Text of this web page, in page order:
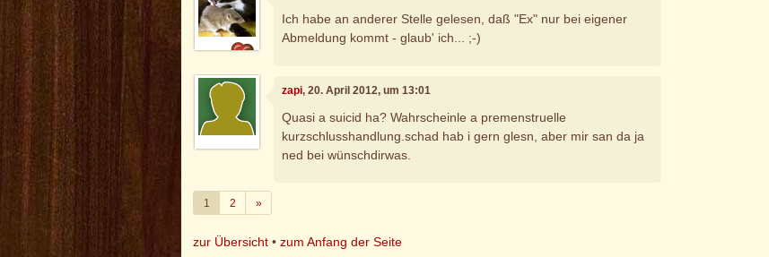
Ich habe an anderer Stelle gelesen, daß "Ex" nur bei eigener
Abmeldung kommt - glaub' ich... ;-)
zapi, 20. April 2012, um 13:01
Quasi a suicid ha? Wahrscheinle a premenstruelle
kurzschlusshandlung.schad hab i gern glesn, aber mir san da ja
ned bei wünschdirwas.
1 2 »Weiter
zur Übersicht •zum Anfang der Seite